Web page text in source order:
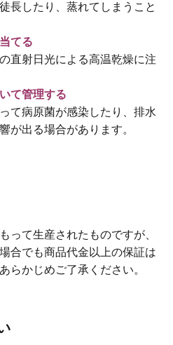
長したり、蒸れてしまうこと
てる
直射日光による高温乾燥に注
て管理する
て病原菌が感染したり、排水
が出る場合があります。
って生産されたものですが、
合でも商品代金以上の保証は
らかじめご了承ください。